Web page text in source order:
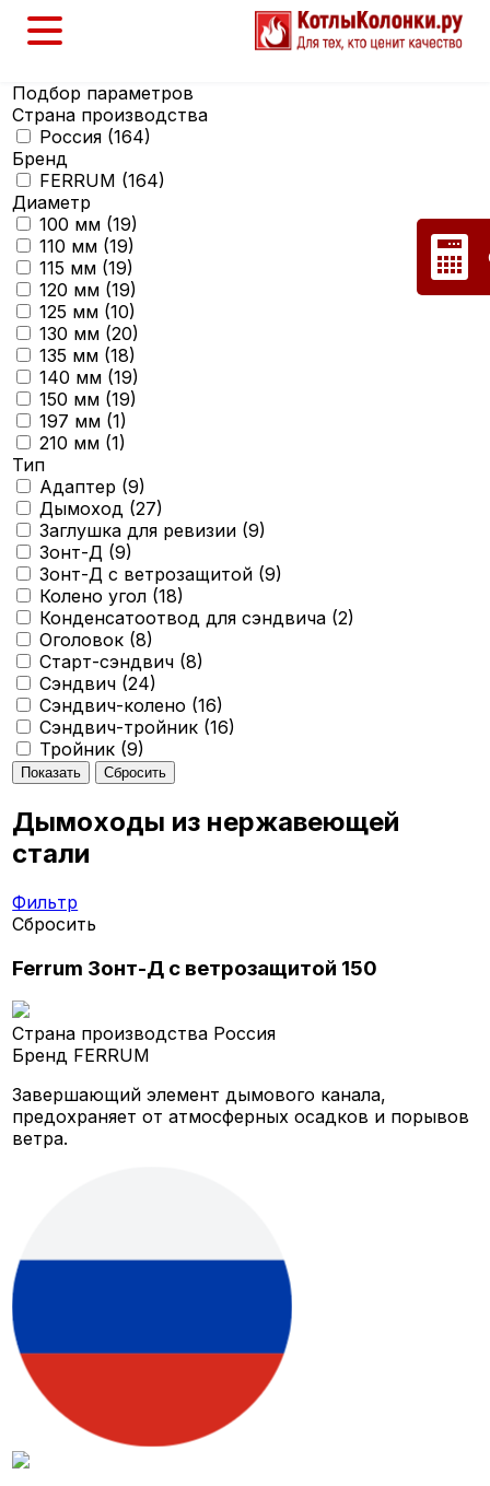
Подбор параметров
Страна производства
Россия (164)
Бренд
FERRUM (164)
Диаметр
100 мм (19)
110 мм (19)
115 мм (19)
120 мм (19)
125 мм (10)
130 мм (20)
135 мм (18)
140 мм (19)
150 мм (19)
197 мм (1)
210 мм (1)
Тип
Адаптер (9)
Дымоход (27)
Заглушка для ревизии (9)
Зонт-Д (9)
Зонт-Д с ветрозащитой (9)
Колено угол (18)
Конденсатоотвод для сэндвича (2)
Оголовок (8)
Старт-сэндвич (8)
Сэндвич (24)
Сэндвич-колено (16)
Сэндвич-тройник (16)
Тройник (9)
Дымоходы из нержавеющей
стали
Фильтр
Сбросить
Ferrum Зонт-Д с ветрозащитой 150
Страна производства Россия
Бренд FERRUM
Завершающий элемент дымового канала,
предохраняет от атмосферных осадков и порывов
ветра.